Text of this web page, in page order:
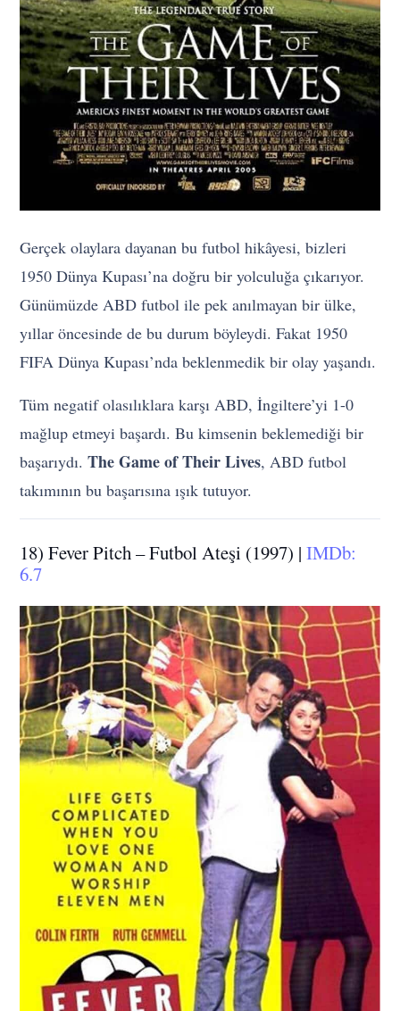
Gerçek olaylara dayanan bu futbol hikâyesi, bizleri
1950 Dünya Kupası’na doğru bir yolculuğa çıkarıyor.
Günümüzde ABD futbol ile pek anılmayan bir ülke,
yıllar öncesinde de bu durum böyleydi. Fakat 1950
FIFA Dünya Kupası’nda beklenmedik bir olay yaşandı.
Tüm negatif olasılıklara karşı ABD, İngiltere’yi 1-0
mağlup etmeyi başardı. Bu kimsenin beklemediği bir
başarıydı.The Game of Their Lives, ABD futbol
takımının bu başarısına ışık tutuyor.
18) Fever Pitch – Futbol Ateşi (1997) |IMDb:
6.7